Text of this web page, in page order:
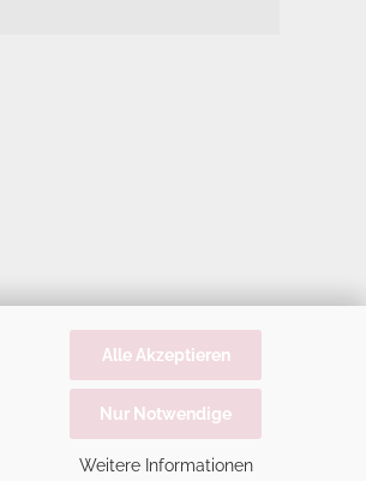
Alle Akzeptieren
Nur Notwendige
Weitere Informationen